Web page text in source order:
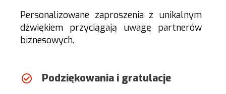
Personalizowane zaproszenia z unikalnym
dźwiękiem przyciągają uwagę partnerów
biznesowych.
Podziękowania i gratulacje